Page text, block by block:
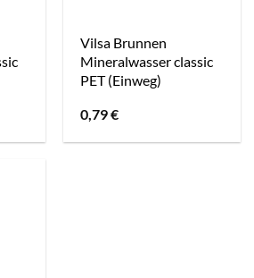
Vilsa Brunnen
Mineralwasser classic
PET (Einweg)
0,79€